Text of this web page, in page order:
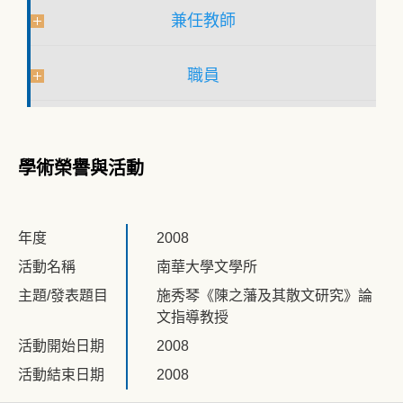
兼任教師
職員
學術榮譽與活動
年度
2008
活動名稱
南華大學文學所
主題/發表題目
施秀琴《陳之藩及其散文研究》論
文指導教授
活動開始日期
2008
活動結束日期
2008